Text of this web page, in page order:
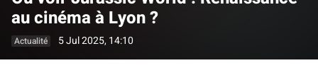
au cinéma à Lyon ?
Actualité 5 Jul 2025, 14:10